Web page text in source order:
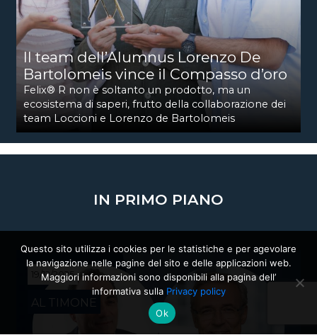
Il team dell’Alumnus Lorenzo De
Bartolomeis vince il Compasso d’oro
Felix® R non è soltanto un prodotto, ma un
ecosistema di saperi, frutto della collaborazione dei
team Loccioni e Lorenzo de Bartolomeis
IN PRIMO PIANO
19/12/2025
AL TIMONE
Questo sito utilizza i cookies per le statistiche e per agevolare
la navigazione nelle pagine del sito e delle applicazioni web.
Maggiori informazioni sono disponibili alla pagina dell’
informativa sulla Privacy policy
Ok